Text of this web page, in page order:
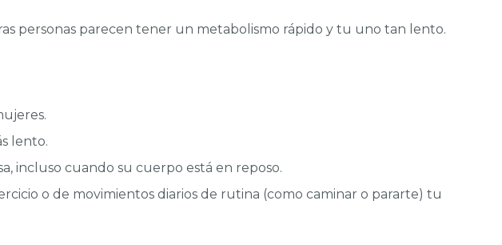
personas parecen tener un metabolismo rápido y tu uno tan lento.
lento.
incluso cuando su cuerpo está en reposo.
o de movimientos diarios de rutina (como caminar o pararte) tu